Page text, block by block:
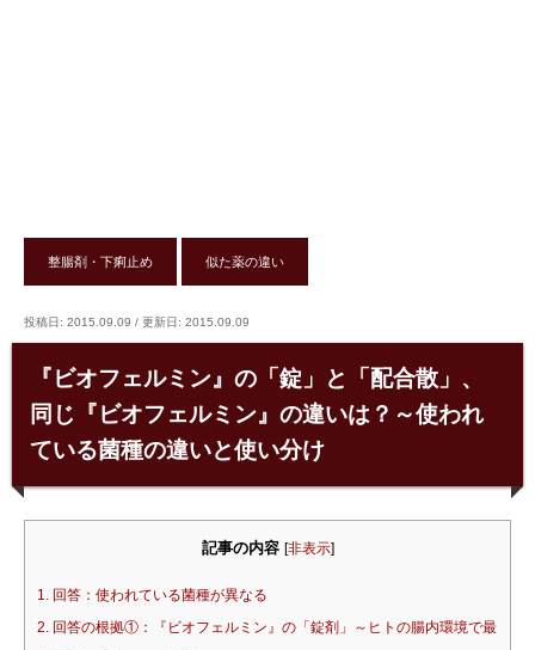
整腸剤・下痢止め 似た薬の違い
投稿日: 2015.09.09 / 更新日: 2015.09.09
『ビオフェルミン』の「錠」と「配合散」、
同じ『ビオフェルミン』の違いは？～使われ
ている菌種の違いと使い分け
記事の内容 [非表示]
1. 回答：使われている菌種が異なる
2. 回答の根拠①：『ビオフェルミン』の「錠剤」～ヒトの腸内環境で最